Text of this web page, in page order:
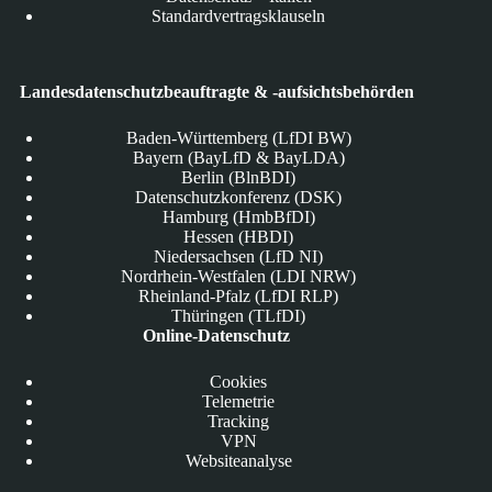
Standardvertragsklauseln
Landesdatenschutzbeauftragte & -aufsichtsbehörden
Baden-Württemberg (LfDI BW)
Bayern (BayLfD & BayLDA)
Berlin (BlnBDI)
Datenschutzkonferenz (DSK)
Hamburg (HmbBfDI)
Hessen (HBDI)
Niedersachsen (LfD NI)
Nordrhein-Westfalen (LDI NRW)
Rheinland-Pfalz (LfDI RLP)
Thüringen (TLfDI)
Online-Datenschutz
Cookies
Telemetrie
Tracking
VPN
Websiteanalyse